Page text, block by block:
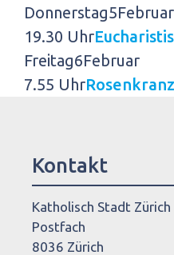
Donnerstag5Februar
19.30 Uhr
Freitag6Februar
7.55 UhrRosenkranz
Kontakt
Katholisch Stadt Zürich
Postfach
8036 Zürich